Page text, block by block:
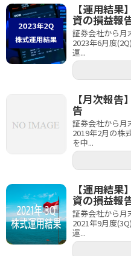
【運用結
資の損益報
証券会社から月
2023年6月度
運...
【月次報
告
証券会社から月
2019年2月の株
を中...
【運用結
資の損益報
証券会社から月
2021年9月度
運...